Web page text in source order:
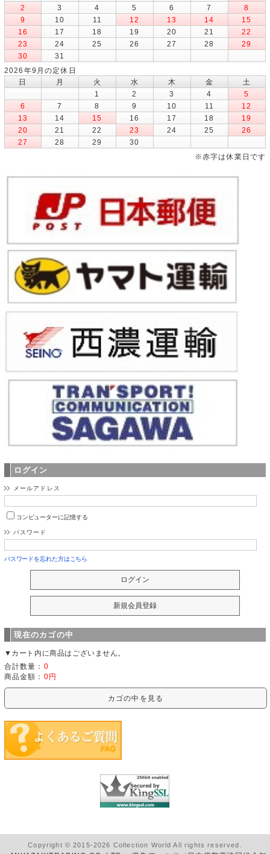
2
3 4 5 6 7
8
9
10 11 12 13 14
15
16
17 18 19 20 21
22
23
24 25 26 27 28
29
30
31
2026年9月の定休日
日
月 火 水 木 金
土
1
2 3 4
5
6
7 8 9 10 11
12
13
14 15 16 17 18
19
20
21 22 23 24 25
26
27
28 29
30
※赤字は休業日です
ログイン
メールアドレス
コンピューターに記憶する
パスワード
パスワードを忘れた方はこちら
現在のカゴの中
▼カート内に商品はございません。
合計数量： 0
商品金額： 0円
カゴの中を見る
Copyright © 2015-2026 Collection World All rights reserved.